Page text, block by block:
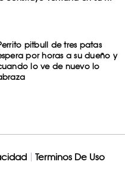
pitbull de tres patas
por horas a su dueño y
lo ve de nuevo lo
Terminos De Uso